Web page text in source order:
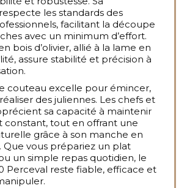
les standards des
facilitant la découpe
avec un minimum d’effort.
bois d’olivier, allié à la lame en
assure stabilité et précision à
couteau excelle pour émincer,
des juliennes. Les chefs et
sa capacité à maintenir
constant, tout en offrant une
grâce à son manche en
Que vous prépariez un plat
un simple repas quotidien, le
Perceval reste fiable, efficace et